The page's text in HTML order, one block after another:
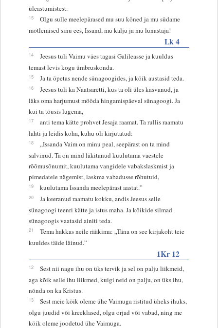
üleastumistest.
15
Olgu sulle meelepärased mu suu kõned ja mu südame
mõtlemised sinu ees, Issand, mu kalju ja mu lunastaja!
Lk 4
14
Jeesus tuli Vaimu väes tagasi Galileasse ja kuuldus
temast levis kogu ümbruskonda.
15 Ja ta õpetas nende sünagoogides, ja kõik austasid teda.
16
Jeesus tuli ka Naatsaretti, kus ta oli üles kasvanud, ja
läks oma harjumust mööda hingamispäeval sünagoogi. Ja
kui ta tõusis lugema,
17
anti tema kätte prohvet Jesaja raamat. Ta rullis raamatu
lahti ja leidis koha, kuhu oli kirjutatud:
18
„Issanda Vaim on minu peal, seepärast on ta mind
salvinud. Ta on mind läkitanud kuulutama vaestele
rõõmusõnumit, kuulutama vangidele vabakslaskmist ja
pimedatele nägemist, laskma vabadusse rõhutuid,
19 kuulutama Issanda meelepärast aastat.”
20
Ja keeranud raamatu kokku, andis Jeesus selle
sünagoogi teenri kätte ja istus maha. Ja kõikide silmad
sünagoogis vaatasid ainiti teda.
21
Tema hakkas neile rääkima: „Täna on see kirjakoht teie
kuuldes täide läinud.”
1Kr 12
12
Sest nii nagu ihu on üks tervik ja sel on palju liikmeid,
aga kõik selle ihu liikmed, kuigi neid on palju, on üks ihu,
nõnda on ka Kristus.
13
Sest meie kõik oleme ühe Vaimuga ristitud üheks ihuks,
olgu juudid või kreeklased, olgu orjad või vabad, ning me
kõik oleme joodetud ühe Vaimuga.